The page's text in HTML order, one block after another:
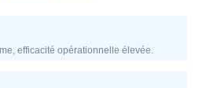
efficacité opérationnelle élevée.